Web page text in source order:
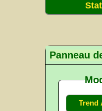
Panneau
Trend